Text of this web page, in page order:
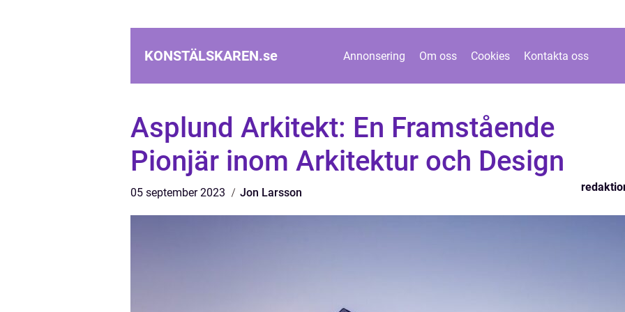
KONSTÄLSKAREN.se Annonsering Om oss Cookies Kontakta oss
Asplund Arkitekt: En Framstående
Pionjär inom Arkitektur och Design
05 september 2023 Jon Larsson